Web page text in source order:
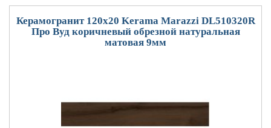
Керамогранит 120x20 Kerama Marazzi DL510320R
Про Вуд коричневый обрезной натуральная
матовая 9мм